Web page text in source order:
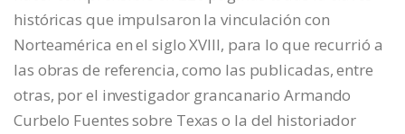
históricas que impulsaron la vinculación con
Norteamérica en el siglo XVIII, para lo que recurrió a
las obras de referencia, como las publicadas, entre
otras, por el investigador grancanario Armando
Curbelo Fuentes sobre Texas o la del historiador